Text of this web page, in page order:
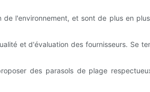
l'environnement, et sont de plus en
et d'évaluation des fournisseurs. Se
des parasols de plage